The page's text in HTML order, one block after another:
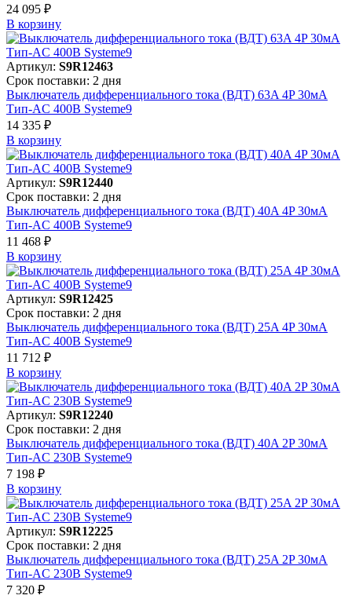
24 095 ₽
В корзинy
Артикул: S9R12463
Срок поставки: 2 дня
Выключатель дифференциального тока (ВДТ) 63A 4P 30мА
Тип-AC 400В Systeme9
14 335 ₽
В корзинy
Артикул: S9R12440
Срок поставки: 2 дня
Выключатель дифференциального тока (ВДТ) 40A 4P 30мА
Тип-AC 400В Systeme9
11 468 ₽
В корзинy
Артикул: S9R12425
Срок поставки: 2 дня
Выключатель дифференциального тока (ВДТ) 25A 4P 30мА
Тип-AC 400В Systeme9
11 712 ₽
В корзинy
Артикул: S9R12240
Срок поставки: 2 дня
Выключатель дифференциального тока (ВДТ) 40A 2P 30мА
Тип-AC 230В Systeme9
7 198 ₽
В корзинy
Артикул: S9R12225
Срок поставки: 2 дня
Выключатель дифференциального тока (ВДТ) 25A 2P 30мА
Тип-AC 230В Systeme9
7 320 ₽